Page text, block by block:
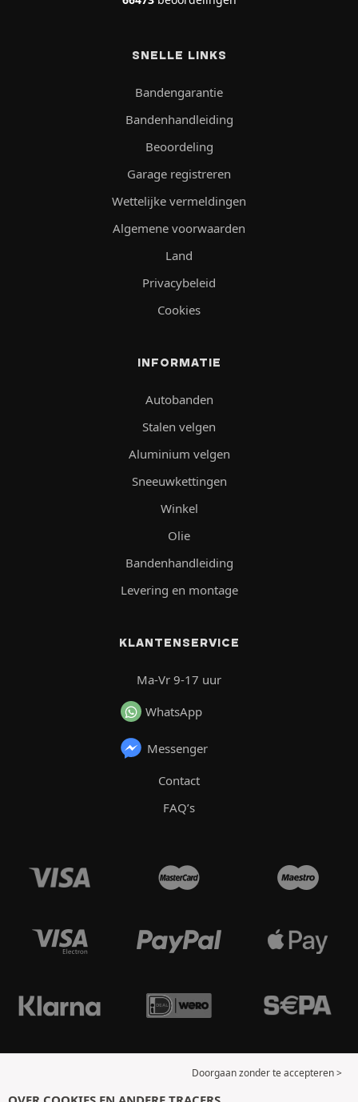
SNELLE LINKS
Bandengarantie
Bandenhandleiding
Beoordeling
Garage registreren
Wettelijke vermeldingen
Algemene voorwaarden
Land
Privacybeleid
Cookies
INFORMATIE
Autobanden
Stalen velgen
Aluminium velgen
Sneeuwkettingen
Winkel
Olie
Bandenhandleiding
Levering en montage
KLANTENSERVICE
Ma-Vr 9-17 uur
WhatsApp
Messenger
Contact
FAQ’s
Doorgaan zonder te accepteren >